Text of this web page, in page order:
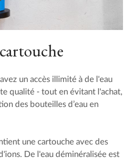
un accès illimité à de l'eau
qualité - tout en évitant l'achat,
des bouteilles d’eau en
une cartouche avec des
De l'eau déminéralisée est